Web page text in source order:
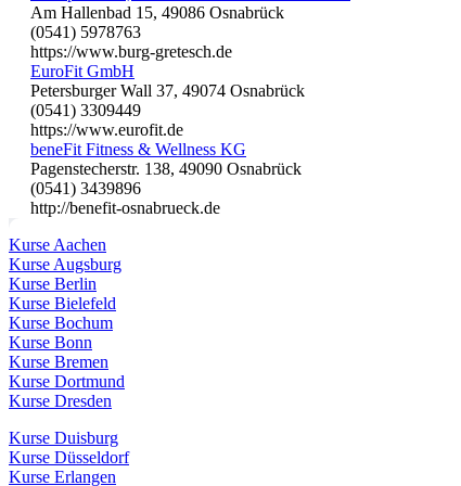
Am Hallenbad 15, 49086 Osnabrück
(0541) 5978763
https://www.burg-gretesch.de
EuroFit GmbH
Petersburger Wall 37, 49074 Osnabrück
(0541) 3309449
https://www.eurofit.de
beneFit Fitness & Wellness KG
Pagenstecherstr. 138, 49090 Osnabrück
(0541) 3439896
http://benefit-osnabrueck.de
Kurse Aachen
Kurse Augsburg
Kurse Berlin
Kurse Bielefeld
Kurse Bochum
Kurse Bonn
Kurse Bremen
Kurse Dortmund
Kurse Dresden
Kurse Duisburg
Kurse Düsseldorf
Kurse Erlangen